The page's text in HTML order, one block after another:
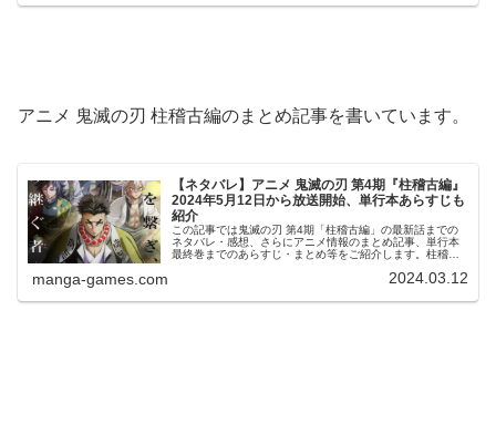
アニメ 鬼滅の刃 柱稽古編のまとめ記事を書いています。
【ネタバレ】アニメ 鬼滅の刃 第4期『柱稽古編』
2024年5月12日から放送開始、単行本あらすじも
紹介
この記事では鬼滅の刃 第4期「柱稽古編」の最新話までの
ネタバレ・感想、さらにアニメ情報のまとめ記事、単行本
最終巻までのあらすじ・まとめ等をご紹介します。柱稽古
manga-games.com 2024.03.12